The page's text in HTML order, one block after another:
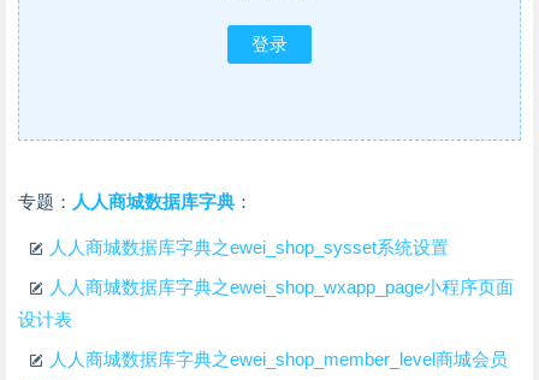
登录
专题： 人人商城数据库字典 ：
人人商城数据库字典之ewei_shop_sysset系统设置
人人商城数据库字典之ewei_shop_wxapp_page小程序页面
设计表
人人商城数据库字典之ewei_shop_member_level商城会员